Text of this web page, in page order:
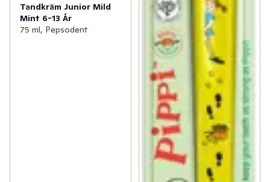
Tandkräm Junior Mild
Mint 6-13 År
75 ml, Pepsodent